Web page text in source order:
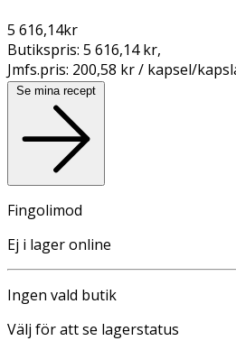
5 616,14kr
Butikspris: 5 616,14 kr,
Jmfs.pris: 200,58 kr / kapsel/
Se mina recept
Fingolimod
Ej i lager online
Ingen vald butik
Välj för att se lagerstatus